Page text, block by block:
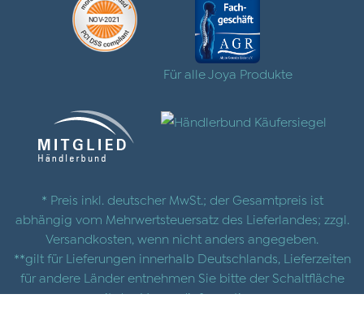
Für alle Joya Produkte
* Preis inkl. deutscher MwSt.; der Gesamtpreis ist
abhängig vom Mehrwertsteuersatz des Lieferlandes; zzgl.
Versandkosten , wenn nicht anders angegeben.
**gilt für Lieferungen innerhalb Deutschlands, Lieferzeiten
für andere Länder entnehmen Sie bitte der Schaltfläche
mit denVersandinformationen